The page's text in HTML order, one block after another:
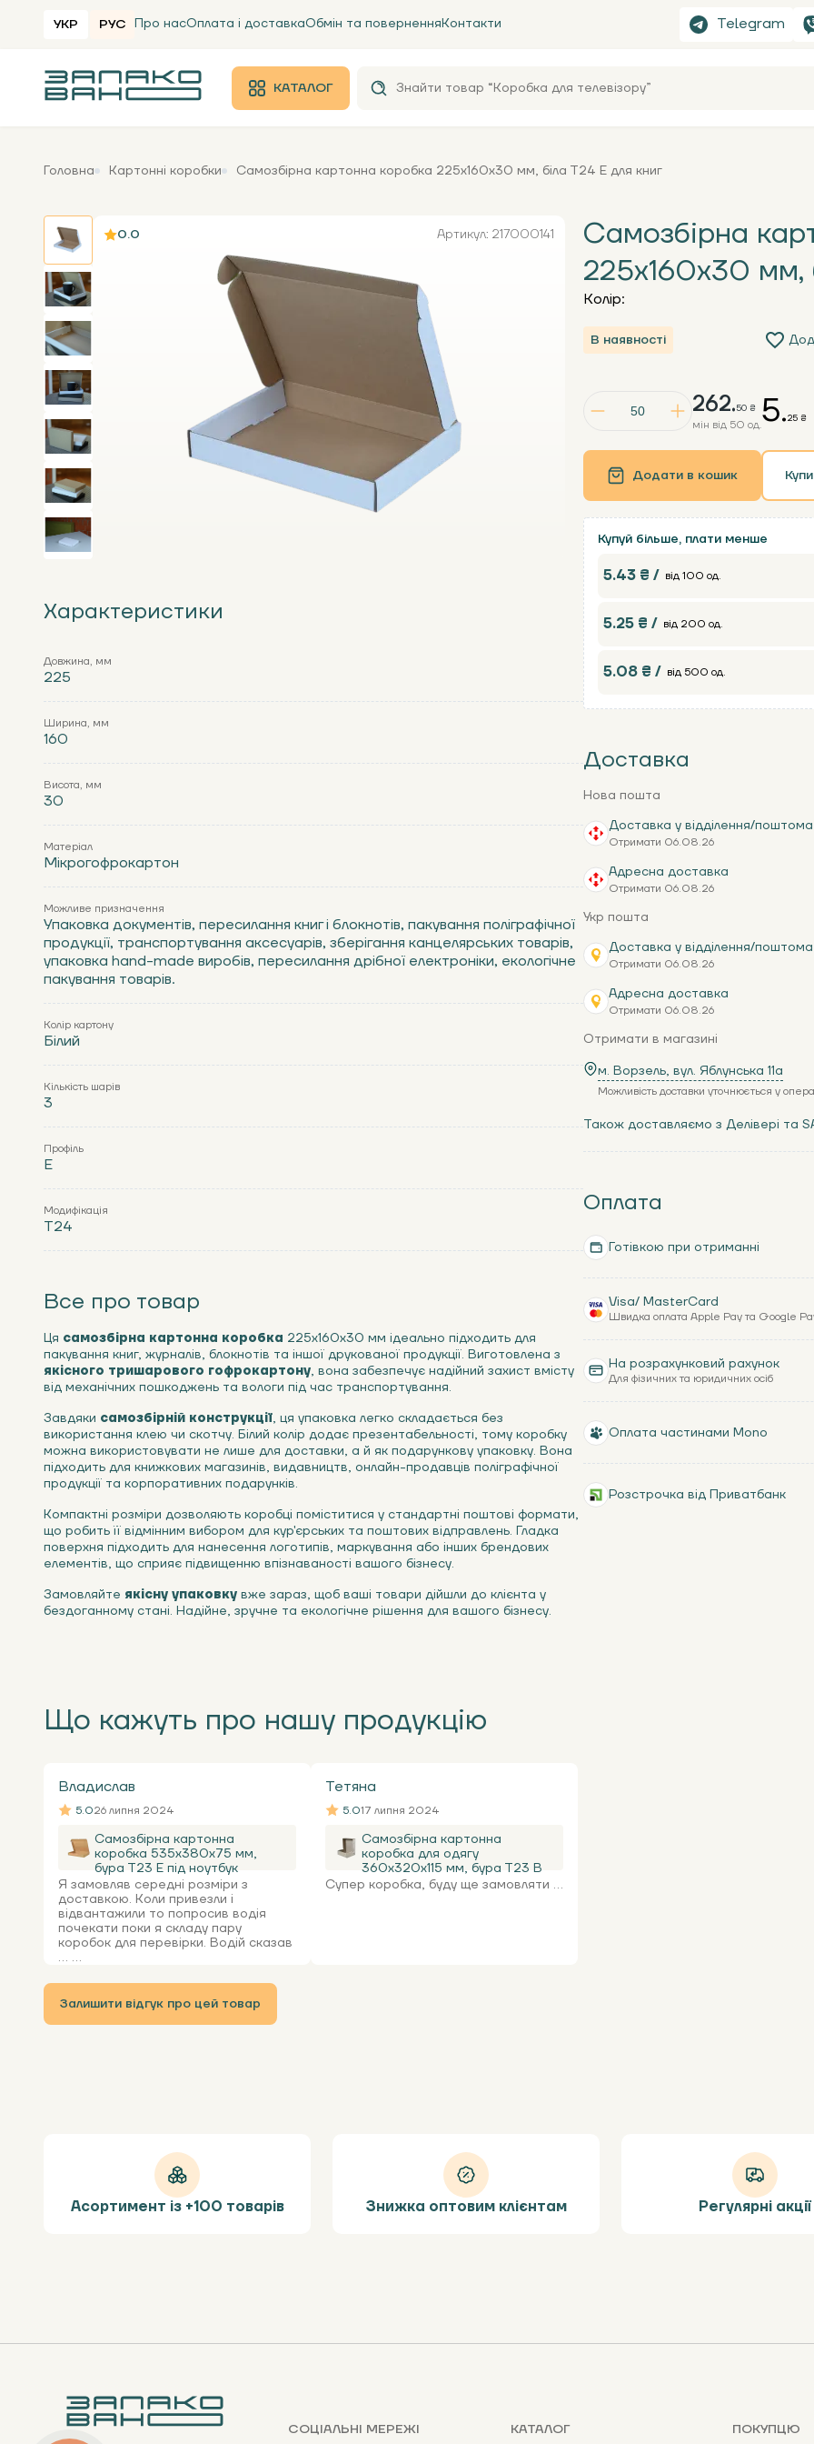
УКР РУС Про насОплата і доставкаОбмін та поверненняКонтакти Telegram
КАТАЛОГ
Головна Картонні коробки Самозбірна картонна коробка 225х160х30 мм, біла Т24 Е для книг
0.0 Артикул: 217000141
Характеристики
Довжина, мм
225
Ширина, мм
160
Висота, мм
30
Матеріал
Мікрогофрокартон
Можливе призначення
Упаковка документів, пересилання книг і блокнотів, пакування поліграфічної
продукції, транспортування аксесуарів, зберігання канцелярських товарів,
упаковка hand-made виробів, пересилання дрібної електроніки, екологічне
пакування товарів.
Колір картону
Білий
Кількість шарів
3
Профіль
Е
Модифікація
Т24
Все про товар
Ця самозбірна картонна коробка 225х160х30 мм ідеально підходить для
пакування книг, журналів, блокнотів та іншої друкованої продукції. Виготовлена з
якісного тришарового гофрокартону, вона забезпечує надійний захист вмісту
від механічних пошкоджень та вологи під час транспортування.
Завдяки самозбірній конструкції, ця упаковка легко складається без
використання клею чи скотчу. Білий колір додає презентабельності, тому коробку
можна використовувати не лише для доставки, а й як подарункову упаковку. Вона
підходить для книжкових магазинів, видавництв, онлайн-продавців поліграфічної
продукції та корпоративних подарунків.
Компактні розміри дозволяють коробці поміститися у стандартні поштові формати,
що робить її відмінним вибором для кур'єрських та поштових відправлень. Гладка
поверхня підходить для нанесення логотипів, маркування або інших брендових
елементів, що сприяє підвищенню впізнаваності вашого бізнесу.
Замовляйте якісну упаковку вже зараз, щоб ваші товари дійшли до клієнта у
бездоганному стані. Надійне, зручне та екологічне рішення для вашого бізнесу.
Самозбірна
225х160х30 мм,
Колір:
В наявності
262.50 ₴
мін від 50 од.5.25 ₴
Додати в кошик
Купуй більше, плати менше
5.43 ₴ / від 100 од.
5.25 ₴ / від 200 од.
5.08 ₴ / від 500 од.
Доставка
Нова пошта
Доставка у відділення/
Отримати 06.08.26
Адресна доставка
Отримати 06.08.26
Укр пошта
Доставка у відділення/
Отримати 06.08.26
Адресна доставка
Отримати 06.08.26
Отримати в магазині
м. Ворзель, вул. Яблунська 11a
Можливість доставки уточнюється у
Також доставляємо з Делівері та
Оплата
Готівкою при отриманні
Visa/ MasterCard
Швидка оплата Apple Pay та Google
На розрахунковий рахунок
Для фізичних та юридичних осіб
Оплата частинами Mono
Розстрочка від Приватбанк
Що кажуть про нашу продукцію
Владислав
5.026 липня 2024
Самозбірна картонна
коробка 535x380x75 мм,
бура Т23 Е під ноутбук
Я замовляв середні розміри з
доставкою. Коли привезли і
відвантажили то попросив водія
почекати поки я складу пару
коробок для перевірки. Водій сказав
... ...
Тетяна
5.017 липня 2024
Самозбірна картонна
коробка для одягу
360х320х115 мм, бура Т23 В
Супер коробка, буду ще замовляти ...
Залишити відгук про цей товар
Асортимент із +100 товарів Знижка оптовим клієнтам Регулярні акції
СОЦІАЛЬНІ МЕРЕЖІ КАТАЛОГ ПОКУПЦЮ